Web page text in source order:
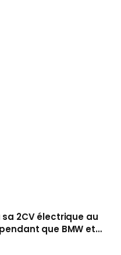
2CV électrique au
que BMW et